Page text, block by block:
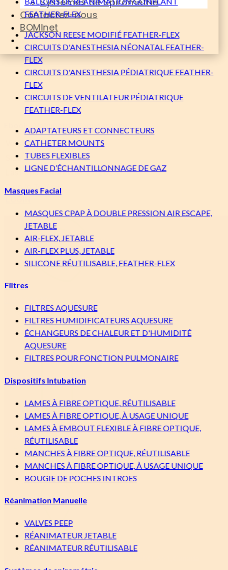
Contactez-nous
BOMInet
FEATHER-FLEX
JACKSON REESE MODIFIÉ FEATHER-FLEX
CIRCUITS D'ANESTHESIA NÉONATAL FEATHER-
FLEX
CIRCUITS D'ANESTHESIA PÉDIATRIQUE FEATHER-
FLEX
CIRCUITS DE VENTILATEUR PÉDIATRIQUE
FEATHER-FLEX
ADAPTATEURS ET CONNECTEURS
CATHETER MOUNTS
TUBES FLEXIBLES
LIGNE D’ÉCHANTILLONNAGE DE GAZ
Masques Facial
MASQUES CPAP À DOUBLE PRESSION AIR ESCAPE,
JETABLE
AIR-FLEX, JETABLE
AIR-FLEX PLUS, JETABLE
SILICONE RÉUTILISABLE, FEATHER-FLEX
Filtres
FILTRES AQUESURE
FILTRES HUMIDIFICATEURS AQUESURE
ÉCHANGEURS DE CHALEUR ET D'HUMIDITÉ
AQUESURE
FILTRES POUR FONCTION PULMONAIRE
Dispositifs Intubation
LAMES À FIBRE OPTIQUE, RÉUTILISABLE
LAMES À FIBRE OPTIQUE, À USAGE UNIQUE
LAMES À EMBOUT FLEXIBLE À FIBRE OPTIQUE,
RÉUTILISABLE
MANCHES À FIBRE OPTIQUE, RÉUTILISABLE
MANCHES À FIBRE OPTIQUE, À USAGE UNIQUE
BOUGIE DE POCHES INTROES
Réanimation Manuelle
VALVES PEEP
RÉANIMATEUR JETABLE
RÉANIMATEUR RÉUTILISABLE
Version
Size
6.36 MB
Last Updated février 21, 2023
Sign In To View
Ventes/Siège social
Amérique du Nord
204.633.2664
International